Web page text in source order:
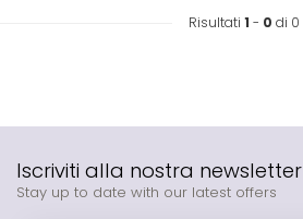
Risultati 1 - 0 di 0
Iscriviti alla nostra newsletter
Stay up to date with our latest offers